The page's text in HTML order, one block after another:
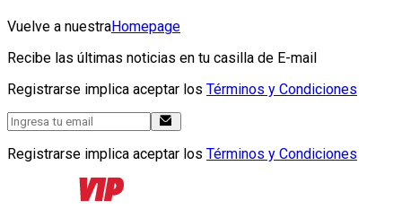
Vuelve a nuestraHomepage
Recibe las últimas noticias en tu casilla de E-mail
Registrarse implica aceptar los Términos y Condiciones
Registrarse implica aceptar los Términos y Condiciones